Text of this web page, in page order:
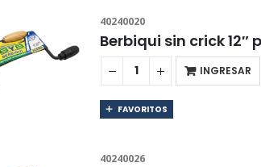
40240020
Berbiqui sin crick 12″
INGRESAR
FAVORITOS
40240026